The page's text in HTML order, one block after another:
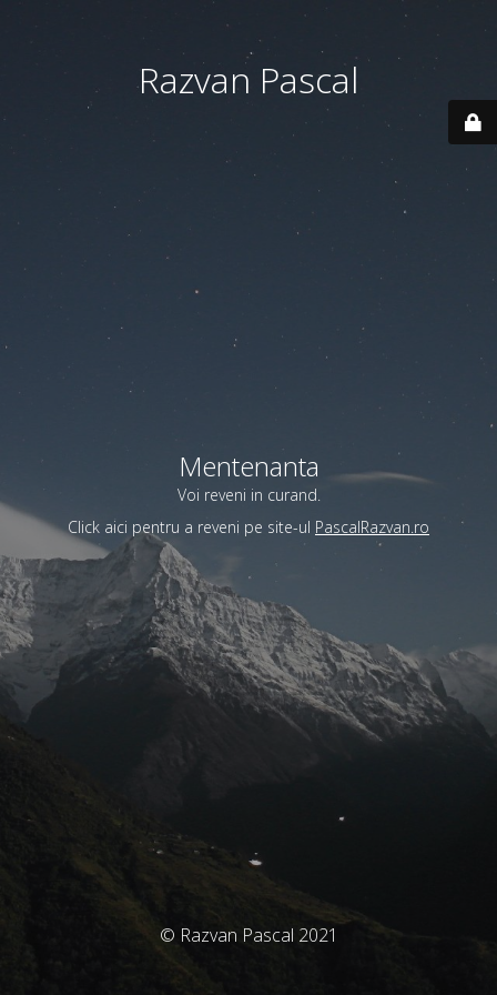
Razvan Pascal
Mentenanta
Voi reveni in curand.
Click aici pentru a reveni pe site-ul PascalRazvan.ro
© Razvan Pascal 2021